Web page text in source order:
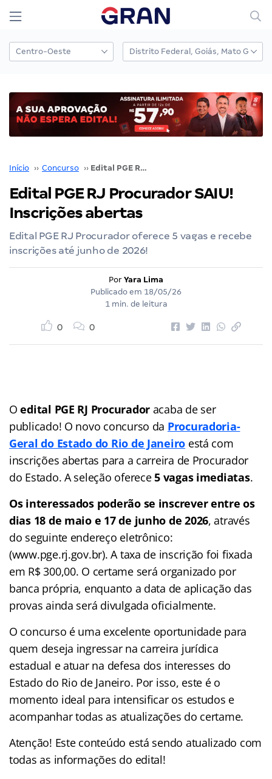
Início ›› Concurso ›› Edital PGE RJ Procurador SAIU! Inscrições abertas
Edital PGE RJ Procurador SAIU!
Inscrições abertas
Edital PGE RJ Procurador oferece 5 vagas e recebe
inscrições até junho de 2026!
Por Yara Lima
Publicado em 18/05/26
1 min. de leitura
0 0
Oedital PGE RJ Procurador acaba de ser
publicado! O novo concurso da Procuradoria-
Geral do Estado do Rio de Janeiro está com
inscrições abertas para a carreira de Procurador
do Estado. A seleção oferece5 vagas imediatas.
Os interessados poderão se inscrever entre os
dias 18 de maio e 17 de junho de 2026, através
do seguinte endereço eletrônico:
(www.pge.rj.gov.br). A taxa de inscrição foi fixada
em R$ 300,00. O certame será organizado por
banca própria, enquanto a data de aplicação das
provas ainda será divulgada oficialmente.
O concurso é uma excelente oportunidade para
quem deseja ingressar na carreira jurídica
estadual e atuar na defesa dos interesses do
Estado do Rio de Janeiro. Por isso, este é o
momento ideal para intensificar os estudos e
acompanhar todas as atualizações do certame.
Atenção! Este conteúdo está sendo atualizado com
todas as informações do edital!